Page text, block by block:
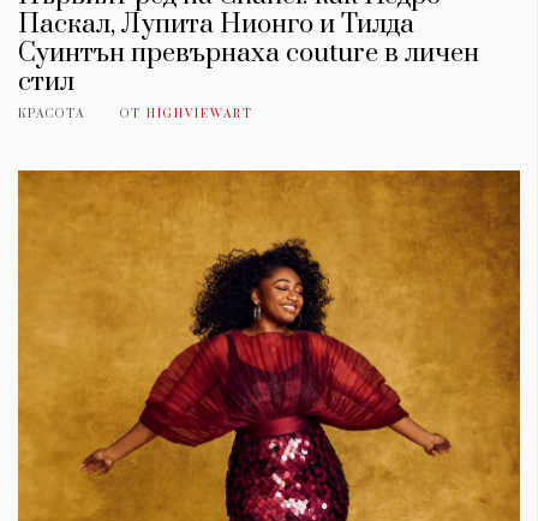
Паскал, Лупита Нионго и Тилда
Суинтън превърнаха couture в личен
стил
КРАСОТА ОТ HIGHVIEWART